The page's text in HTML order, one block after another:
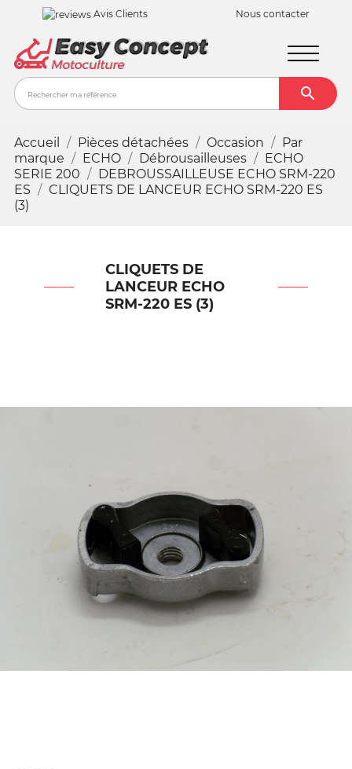
Avis Clients Nous contacter

Accueil Pièces détachées Occasion
Par
marque
ECHO Débrousailleuses
ECHO
SERIE 200
DEBROUSSAILLEUSE ECHO SRM-220
ES
CLIQUETS DE LANCEUR ECHO SRM-220 ES
(3)
CLIQUETS DE
LANCEUR ECHO
SRM-220 ES (3)